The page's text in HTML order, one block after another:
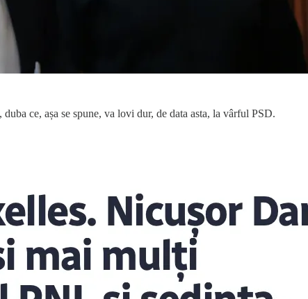
ce, așa se spune, va lovi dur, de data asta, la vârful PSD.